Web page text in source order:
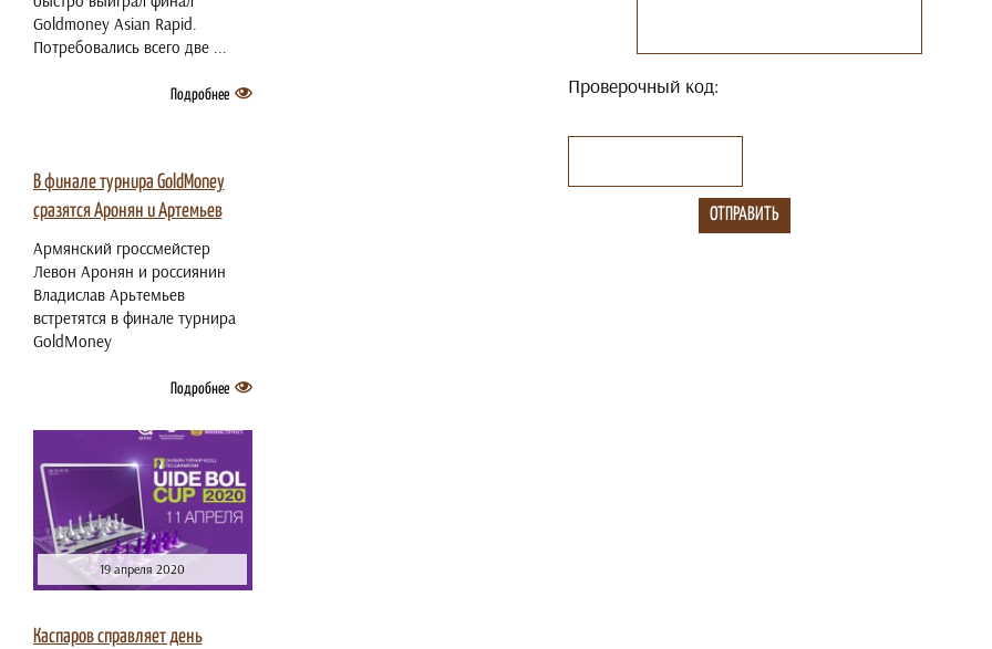
Goldmoney Asian Rapid.
Потребовались всего две ...
Подробнее
В финале турнира GoldMoney
сразятся Аронян и Артемьев
Армянский гроссмейстер
Левон Аронян и россиянин
Владислав Арьтемьев
встретятся в финале турнира
GoldMoney
Подробнее
19 апреля 2020
Каспаров справляет день
Проверочный код: